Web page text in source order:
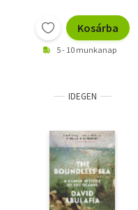
Kosárba
5 - 10 munkanap
IDEGEN